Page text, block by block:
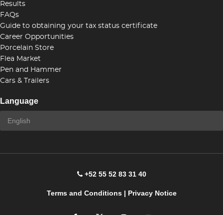
Results
FAQs
Guide to obtaining your tax status certificate
Career Opportunities
Porcelain Store
Flea Market
Pen and Hammer
Cars & Trailers
Language
+52 55 52 83 31 40
Terms and Conditions| Privacy Notice